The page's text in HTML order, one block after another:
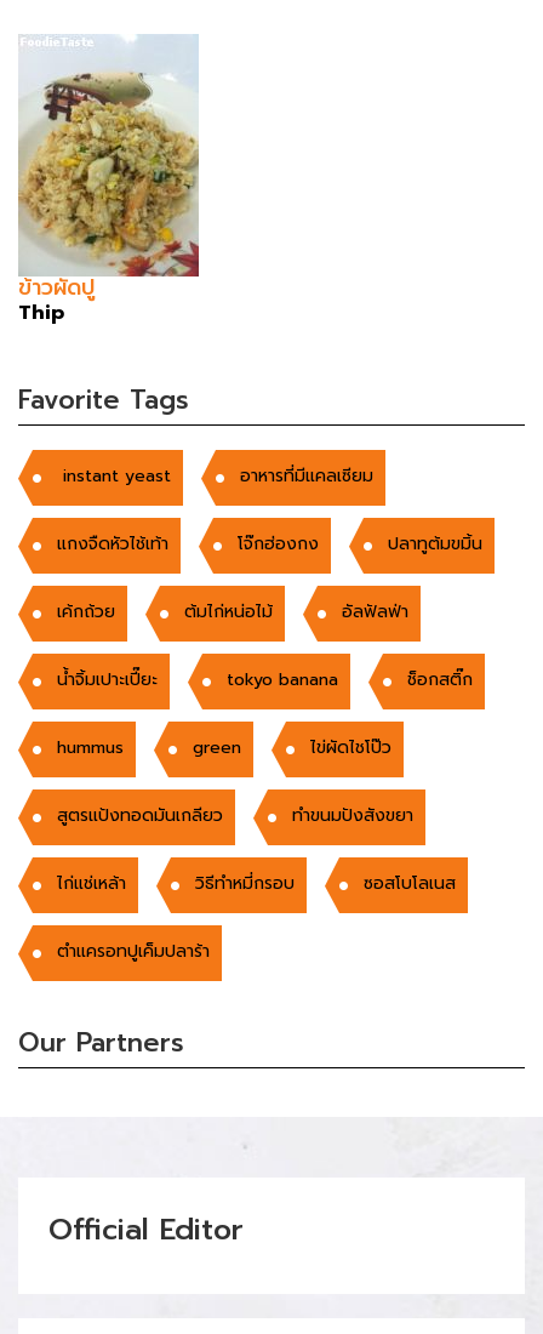
ข้าวผัดปู
Thip
Favorite Tags
instant yeast อาหารที่มีแคลเซียม
แกงจืดหัวไช้เท้า โจ๊กฮ่องกง ปลาทูต้มขมิ้น
เค้กถ้วย ต้มไก่หน่อไม้ อัลฟัลฟ่า
น้ำจิ้มเปาะเปี๊ยะ tokyo banana ช็อกสติ๊ก
hummus green ไข่ผัดไชโป๊ว
สูตรแป้งทอดมันเกลียว ทำขนมปังสังขยา
ไก่แช่เหล้า วิธีทำหมี่กรอบ ซอสโบโลเนส
ตำแครอทปูเค็มปลาร้า
Our Partners
Official Editor